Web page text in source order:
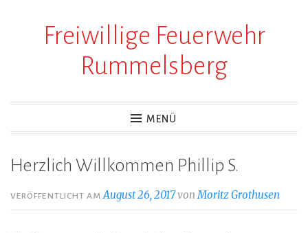
Freiwillige Feuerwehr
Rummelsberg
MENÜ
Herzlich Willkommen Phillip S.
VERÖFFENTLICHT AMAugust 26, 2017vonMoritz Grothusen